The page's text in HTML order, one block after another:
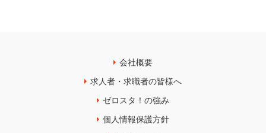
会社概要
求人者・求職者の皆様へ
ゼロスタ！の強み
個人情報保護方針